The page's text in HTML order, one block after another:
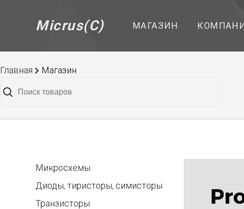
Micrus(C) МАГАЗИН
Главная Магазин
Микросхемы
Диоды, тиристоры, симисторы
Транзисторы